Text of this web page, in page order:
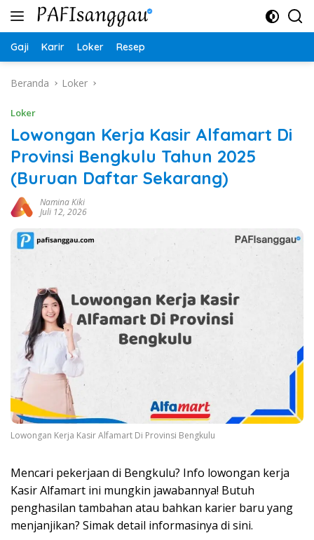
Langsung
Gaji Karir Loker Resep
Beranda Loker
Loker
Lowongan Kerja Kasir Alfamart Di
Provinsi Bengkulu Tahun 2025
(Buruan Daftar Sekarang)
Namina Kiki
Juli 12, 2026
Lowongan Kerja Kasir Alfamart Di Provinsi Bengkulu
Mencari pekerjaan di Bengkulu? Info lowongan kerja
Kasir Alfamart ini mungkin jawabannya! Butuh
penghasilan tambahan atau bahkan karier baru yang
menjanjikan? Simak detail informasinya di sini.